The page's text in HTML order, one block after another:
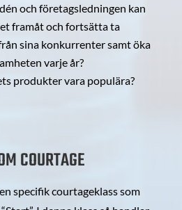
och företagsledningen kan
framåt och fortsätta ta
sina konkurrenter samt öka
varje år?
produkter vara populära?
COURTAGE
specifik courtageklass som